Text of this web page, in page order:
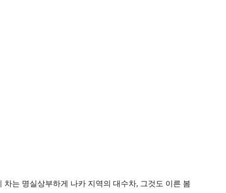
는 명실상부하게 나카 지역의 대수차, 그것도 이른 봄